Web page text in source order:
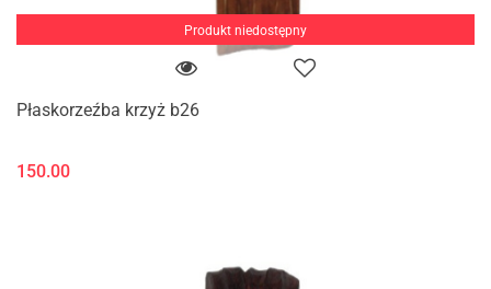
Produkt niedostępny
Płaskorzeźba krzyż b26
150.00